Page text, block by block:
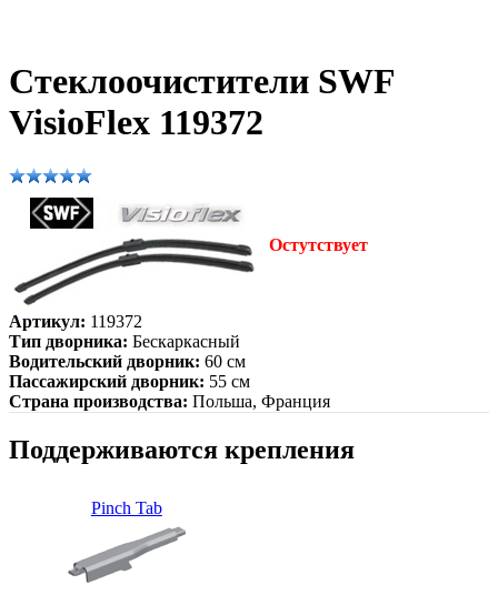
Стеклоочистители SWF
VisioFlex 119372
Остутствует
Артикул: 119372
Тип дворника: Бескаркасный
Водительский дворник: 60 см
Пассажирский дворник: 55 см
Страна производства: Польша, Франция
Поддерживаются крепления
Pinch Tab